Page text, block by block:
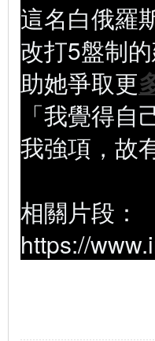
這名白俄羅
改打5盤制
助她爭取更
「我覺得
我強項，故
相關片段：
https://